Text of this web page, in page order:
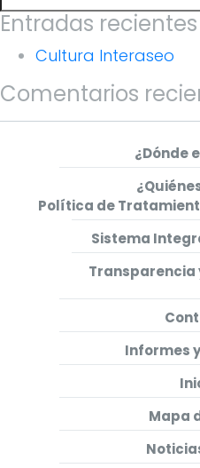
for:
Entradas recientes
Cultura Interaseo
Comentarios
¿Dónde
Política de
Sistema
Transparencia
Informes
Mapa